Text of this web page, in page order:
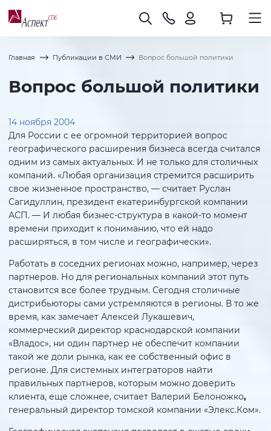
Главная Публикации в СМИ Вопрос большой политики
Вопрос большой политики
14 ноября 2004
Для России с ее огромной территорией вопрос
географического расширения бизнеса всегда считался
одним из самых актуальных. И не только для столичных
компаний. «Любая организация стремится расширить
свое жизненное пространство, — считает Руслан
Сагидуллин, президент екатеринбургской компании
АСП. — И любая бизнес-структура в какой-то момент
времени приходит к пониманию, что ей надо
расширяться, в том числе и географически».
Работать в соседних регионах можно, например, через
партнеров. Но для региональных компаний этот путь
становится все более трудным. Сегодня столичные
дистрибьюторы сами устремляются в регионы. В то же
время, как замечает Алексей Лукашевич,
коммерческий директор краснодарской компании
«Владос», ни один партнер не обеспечит компании
такой же доли рынка, как ее собственный офис в
регионе. Для системных интеграторов найти
правильных партнеров, которым можно доверить
клиента, еще сложнее, считает Валерий Белоножко,
генеральный директор томской компании «Элекс.Ком».